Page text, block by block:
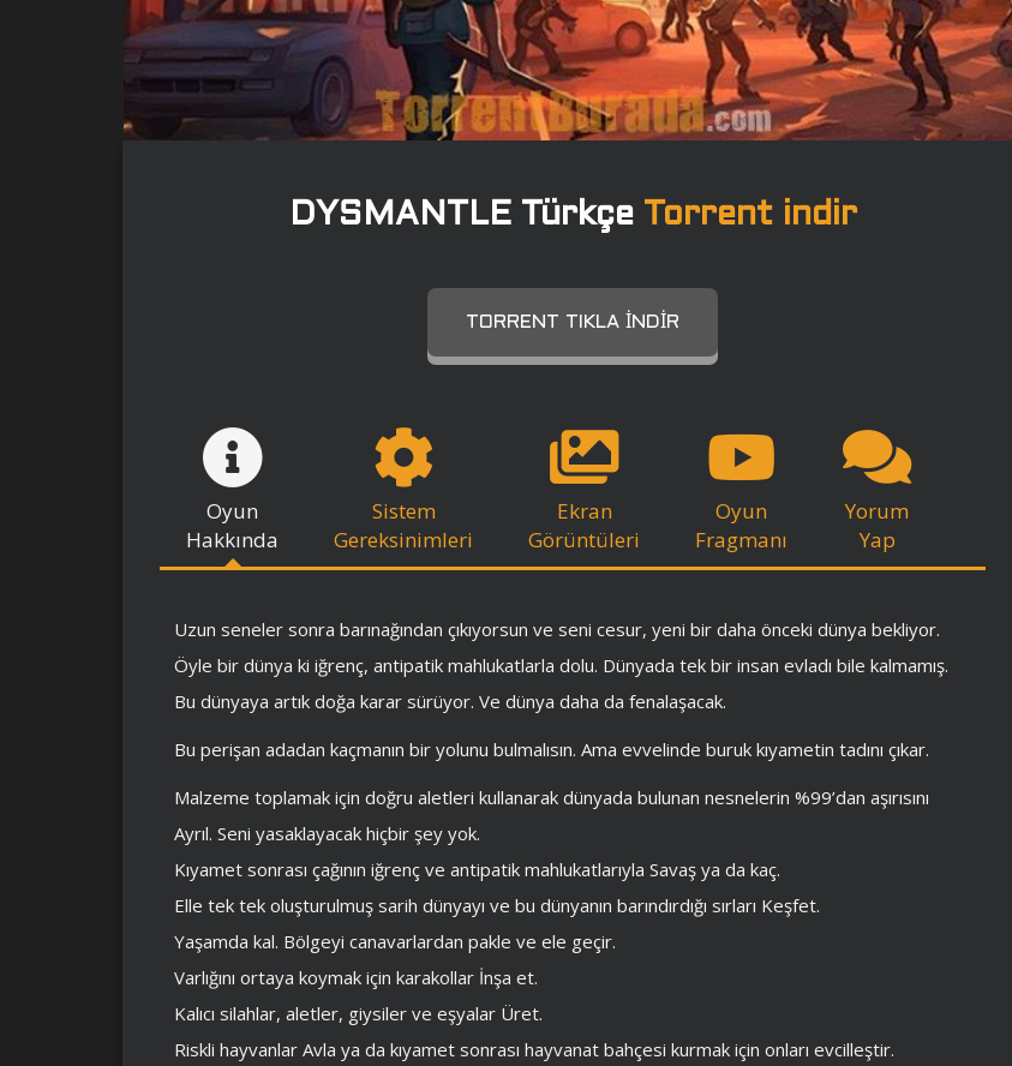
DYSMANTLE Türkçe Torrent indir
TORRENT TIKLA İNDIR
Oyun
Hakkında
Sistem
Gereksinimleri
Ekran
Görüntüleri
Oyun
Fragmanı
Yorum
Yap
Uzun seneler sonra barınağından çıkıyorsun ve seni cesur, yeni bir daha önceki dünya bekliyor.
Öyle bir dünya ki iğrenç, antipatik mahlukatlarla dolu. Dünyada tek bir insan evladı bile kalmamış.
Bu dünyaya artık doğa karar sürüyor. Ve dünya daha da fenalaşacak.
Bu perişan adadan kaçmanın bir yolunu bulmalısın. Ama evvelinde buruk kıyametin tadını çıkar.
Malzeme toplamak için doğru aletleri kullanarak dünyada bulunan nesnelerin %99’dan aşırısını
Ayrıl. Seni yasaklayacak hiçbir şey yok.
Kıyamet sonrası çağının iğrenç ve antipatik mahlukatlarıyla Savaş ya da kaç.
Elle tek tek oluşturulmuş sarih dünyayı ve bu dünyanın barındırdığı sırları Keşfet.
Yaşamda kal. Bölgeyi canavarlardan pakle ve ele geçir.
Varlığını ortaya koymak için karakollar İnşa et.
Kalıcı silahlar, aletler, giysiler ve eşyalar Üret.
Riskli hayvanlar Avla ya da kıyamet sonrası hayvanat bahçesi kurmak için onları evcilleştir.